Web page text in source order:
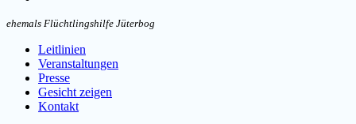
ehemals Flüchtlingshilfe Jüterbog
Leitlinien
Veranstaltungen
Presse
Gesicht zeigen
Kontakt